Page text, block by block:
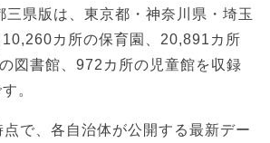
三県版は、東京都・神奈川県・埼玉
カ所の保育園、20,891カ所
図書館、972カ所の児童館を収録
。
で、各自治体が公開する最新デー